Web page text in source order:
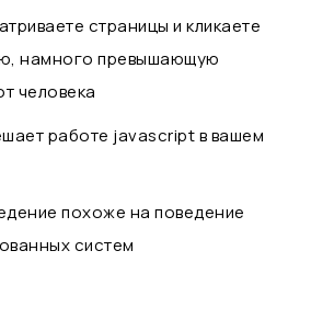
страницы и кликаете
намного превышающую
человека
работе javascript в вашем
похоже на поведение
систем